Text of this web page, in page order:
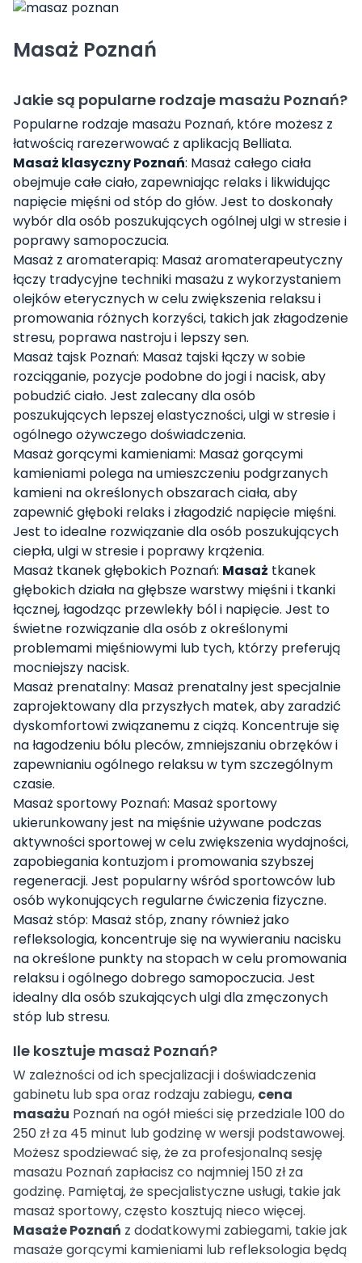
Masaż Poznań
Jakie są popularne rodzaje masażu Poznań?
Popularne rodzaje masażu Poznań, które możesz z
łatwością rarezerwować z aplikacją Belliata.
Masaż klasyczny Poznań: Masaż całego ciała
obejmuje całe ciało, zapewniając relaks i likwidując
napięcie mięśni od stóp do głów. Jest to doskonały
wybór dla osób poszukujących ogólnej ulgi w stresie i
poprawy samopoczucia.
Masaż z aromaterapią: Masaż aromaterapeutyczny
łączy tradycyjne techniki masażu z wykorzystaniem
olejków eterycznych w celu zwiększenia relaksu i
promowania różnych korzyści, takich jak złagodzenie
stresu, poprawa nastroju i lepszy sen.
Masaż tajsk Poznań: Masaż tajski łączy w sobie
rozciąganie, pozycje podobne do jogi i nacisk, aby
pobudzić ciało. Jest zalecany dla osób
poszukujących lepszej elastyczności, ulgi w stresie i
ogólnego ożywczego doświadczenia.
Masaż gorącymi kamieniami: Masaż gorącymi
kamieniami polega na umieszczeniu podgrzanych
kamieni na określonych obszarach ciała, aby
zapewnić głęboki relaks i złagodzić napięcie mięśni.
Jest to idealne rozwiązanie dla osób poszukujących
ciepła, ulgi w stresie i poprawy krążenia.
Masaż tkanek głębokich Poznań: Masaż tkanek
głębokich działa na głębsze warstwy mięśni i tkanki
łącznej, łagodząc przewlekły ból i napięcie. Jest to
świetne rozwiązanie dla osób z określonymi
problemami mięśniowymi lub tych, którzy preferują
mocniejszy nacisk.
Masaż prenatalny: Masaż prenatalny jest specjalnie
zaprojektowany dla przyszłych matek, aby zaradzić
dyskomfortowi związanemu z ciążą. Koncentruje się
na łagodzeniu bólu pleców, zmniejszaniu obrzęków i
zapewnianiu ogólnego relaksu w tym szczególnym
czasie.
Masaż sportowy Poznań: Masaż sportowy
ukierunkowany jest na mięśnie używane podczas
aktywności sportowej w celu zwiększenia wydajności,
zapobiegania kontuzjom i promowania szybszej
regeneracji. Jest popularny wśród sportowców lub
osób wykonujących regularne ćwiczenia fizyczne.
Masaż stóp: Masaż stóp, znany również jako
refleksologia, koncentruje się na wywieraniu nacisku
na określone punkty na stopach w celu promowania
relaksu i ogólnego dobrego samopoczucia. Jest
idealny dla osób szukających ulgi dla zmęczonych
stóp lub stresu.
Ile kosztuje masaż Poznań?
W zależności od ich specjalizacji i doświadczenia
gabinetu lub spa oraz rodzaju zabiegu, cena
masażu Poznań na ogół mieści się przedziale 100 do
250 zł za 45 minut lub godzinę w wersji podstawowej.
Możesz spodziewać się, że za profesjonalną sesję
masażu Poznań zapłacisz co najmniej 150 zł za
godzinę. Pamiętaj, że specjalistyczne usługi, takie jak
masaż sportowy, często kosztują nieco więcej.
Masaże Poznań z dodatkowymi zabiegami, takie jak
masaże gorącymi kamieniami lub refleksologia będą